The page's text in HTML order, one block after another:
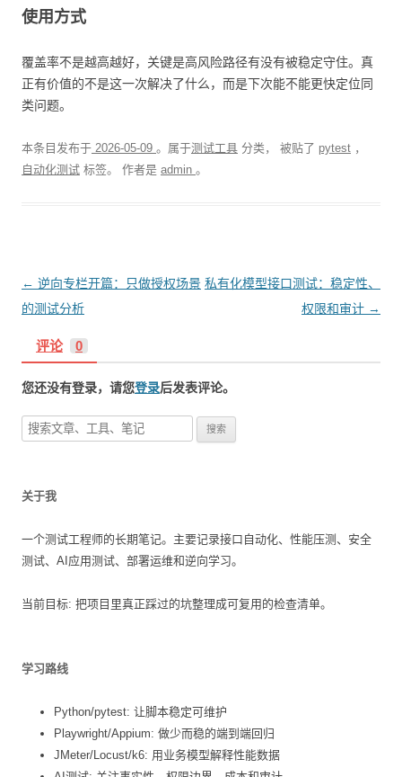
使用方式
覆盖率不是越高越好，关键是高风险路径有没有被稳定守住。真
正有价值的不是这一次解决了什么，而是下次能不能更快定位同
类问题。
本条目发布于 2026-05-09 。属于测试工具 分类， 被贴了 pytest ，
自动化测试 标签。 作者是 admin 。
文
章
航
← 逆向专栏开篇：只做授权场景
的测试分析
私有化模型接口测试：稳定性、
权限和审计 →
评论 0
您还没有登录，请您登录后发表评论。
搜
关于我
一个测试工程师的长期笔记。主要记录接口自动化、性能压测、安全
测试、AI应用测试、部署运维和逆向学习。
当前目标: 把项目里真正踩过的坑整理成可复用的检查清单。
学习路线
Python/pytest: 让脚本稳定可维护
Playwright/Appium: 做少而稳的端到端回归
JMeter/Locust/k6: 用业务模型解释性能数据